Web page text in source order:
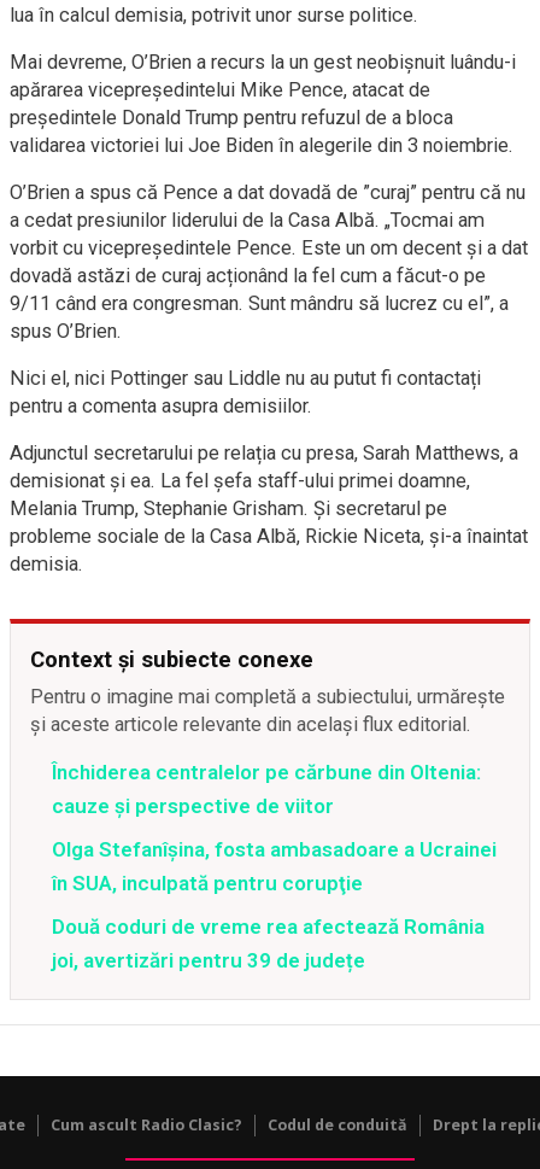
lua în calcul demisia, potrivit unor surse politice.
Mai devreme, O’Brien a recurs la un gest neobișnuit luându-i
apărarea vicepreședintelui Mike Pence, atacat de
președintele Donald Trump pentru refuzul de a bloca
validarea victoriei lui Joe Biden în alegerile din 3 noiembrie.
O’Brien a spus că Pence a dat dovadă de ”curaj” pentru că nu
a cedat presiunilor liderului de la Casa Albă. „Tocmai am
vorbit cu vicepreședintele Pence. Este un om decent și a dat
dovadă astăzi de curaj acționând la fel cum a făcut-o pe
9/11 când era congresman. Sunt mândru să lucrez cu el”, a
spus O’Brien.
Nici el, nici Pottinger sau Liddle nu au putut fi contactați
pentru a comenta asupra demisiilor.
Adjunctul secretarului pe relația cu presa, Sarah Matthews, a
demisionat și ea. La fel șefa staff-ului primei doamne,
Melania Trump, Stephanie Grisham. Și secretarul pe
probleme sociale de la Casa Albă, Rickie Niceta, și-a înaintat
demisia.
Context și subiecte conexe
Pentru o imagine mai completă a subiectului, urmărește
și aceste articole relevante din același flux editorial.
Închiderea centralelor pe cărbune din Oltenia:
cauze și perspective de viitor
Olga Stefanîşina, fosta ambasadoare a Ucrainei
în SUA, inculpată pentru corupţie
Două coduri de vreme rea afectează România
joi, avertizări pentru 39 de județe
Cum ascult Radio Clasic? Codul de conduită Drept la